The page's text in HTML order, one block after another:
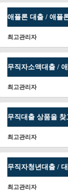
애플론 대출 / 애플
최고관리자
무직자소액대출 /
최고관리자
무직대출 상품을
최고관리자
무직자청년대출 /
최고관리자